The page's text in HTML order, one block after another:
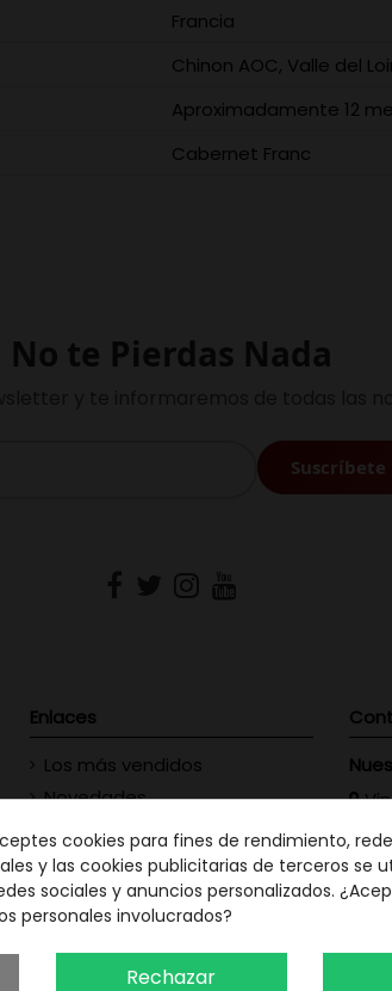
Francia
Chinon AOC, Valle del
Aproximadamente 12
Cabernet Franc
No te Pierdas Nada
Enlaces
Los más vendidos
Novedades
Contacte con nosotros
cookies para fines de rendimiento,
y las cookies publicitarias de terceros se
sociales y anuncios personalizados.
personales involucrados?
Rechazar